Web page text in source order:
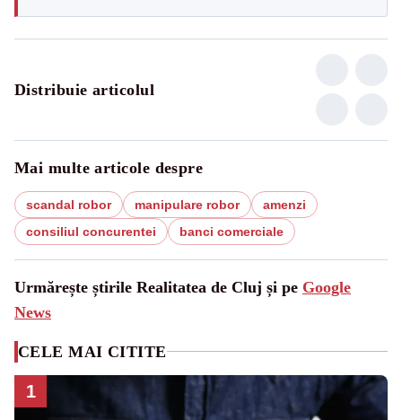
Distribuie articolul
Mai multe articole despre
scandal robor manipulare robor
amenzi
consiliul concurentei
banci comerciale
Urmărește știrile Realitatea de Cluj și pe Google
News
CELE MAI CITITE
1